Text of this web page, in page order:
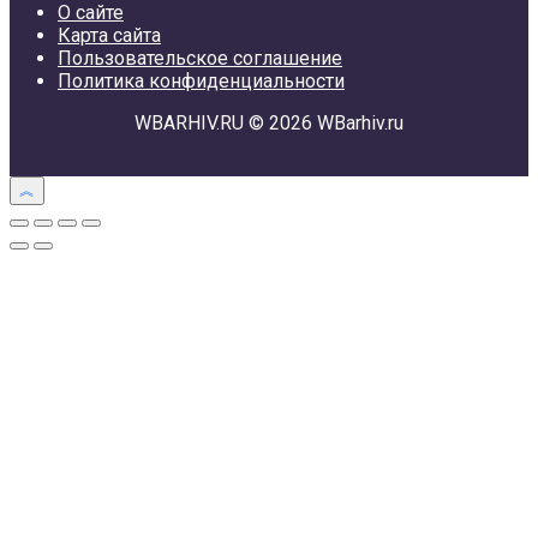
О сайте
Карта сайта
Пользовательское соглашение
Политика конфиденциальности
WBARHIV.RU © 2026 WBarhiv.ru